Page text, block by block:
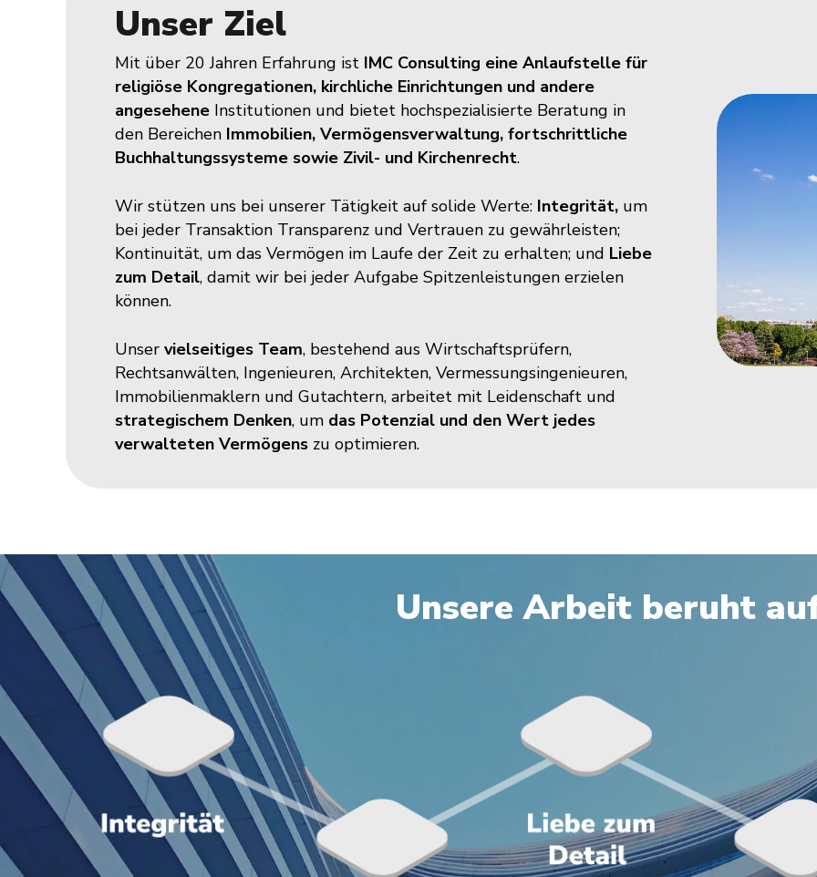
Unser Ziel
Mit über 20 Jahren Erfahrung ist IMC Consulting eine Anlaufstelle für
religiöse Kongregationen, kirchliche Einrichtungen und andere
angesehene Institutionen und bietet hochspezialisierte Beratung in
den Bereichen Immobilien, Vermögensverwaltung, fortschrittliche
Buchhaltungssysteme sowie Zivil- und Kirchenrecht.​
Wir stützen uns bei unserer Tätigkeit auf solide Werte: Integrität, um
bei jeder Transaktion Transparenz und Vertrauen zu gewährleisten;
Kontinuität, um das Vermögen im Laufe der Zeit zu erhalten; und Liebe
zum Detail, damit wir bei jeder Aufgabe Spitzenleistungen erzielen
können. ​
Unser vielseitiges Team, bestehend aus Wirtschaftsprüfern,
Rechtsanwälten, Ingenieuren, Architekten, Vermessungsingenieuren,
Immobilienmaklern und Gutachtern, arbeitet mit Leidenschaft und
strategischem Denken, um das Potenzial und den Wert jedes
verwalteten Vermögens zu optimieren.​
Unsere Arbeit beruht